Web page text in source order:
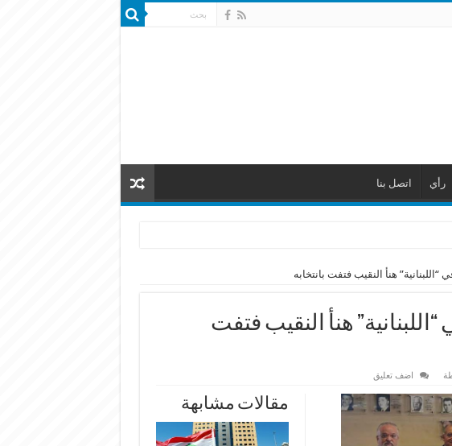
رأي اتصل بنا
هنأ النقيب فتفت بانتخابه
هنأ النقيب فتفت
اضف تعليق
مقالات مشابهة